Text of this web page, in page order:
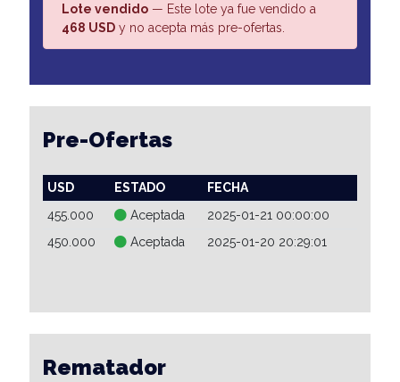
Lote vendido — Este lote ya fue vendido a
468 USD y no acepta más pre-ofertas.
Pre-Ofertas
USD ESTADO
FECHA
455.000
Aceptada
2025-01-21 00:00:00
450.000
Aceptada 2025-01-20 20:29:01
Rematador